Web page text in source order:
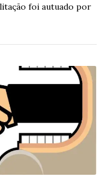
foi autuado por